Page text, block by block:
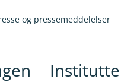
og pressemeddelelser